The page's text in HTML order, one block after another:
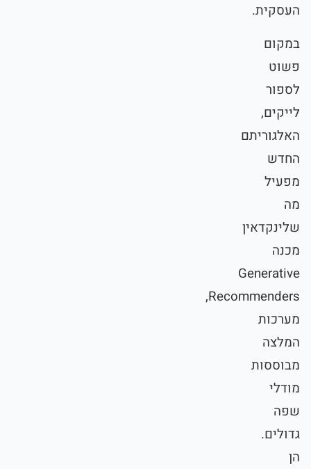
העסקית.
במקום
פשוט
לספור
לייקים,
האלגוריתם
החדש
מפעיל
מה
שלינקדאין
מכנה
Generative
Recommenders,
מערכות
המלצה
מבוססות
מודלי
שפה
גדולים.
הן